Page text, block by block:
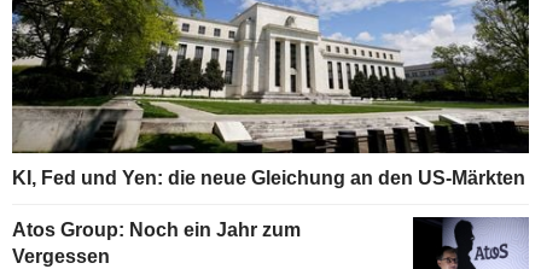
KI, Fed und Yen: die neue Gleichung an den US-Märkten
Atos Group: Noch ein Jahr zum
Vergessen